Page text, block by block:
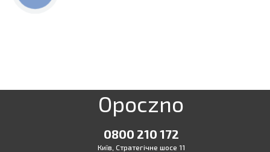
Opoczno
0800 210 172
Київ, Стратегічне шосе 11